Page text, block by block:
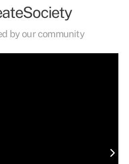
by our community